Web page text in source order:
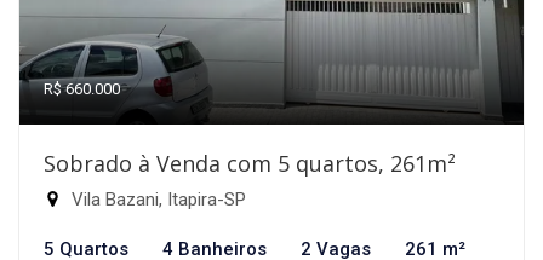
R$ 660.000
Sobrado à Venda com 5 quartos, 261m²
Vila Bazani, Itapira-SP
5 Quartos 4 Banheiros 2 Vagas 261 m²